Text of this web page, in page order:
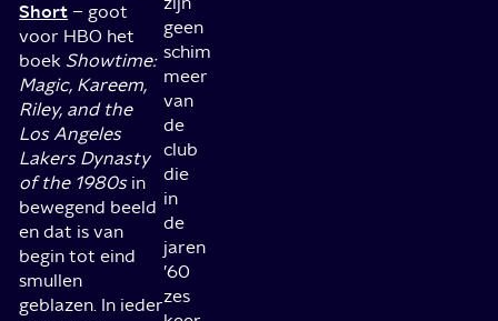
Short – goot
voor HBO het
boek Showtime:
Magic, Kareem,
Riley, and the
Los Angeles
Lakers Dynasty
of the 1980s in
bewegend beeld
en dat is van
begin tot eind
smullen
geblazen. In ieder
geen
schim
meer
van
de
club
die
in
de
jaren
’60
zes